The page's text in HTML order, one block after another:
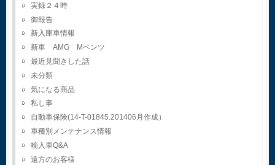
実録２４時
御報告
新入庫車情報
新車 AMG Mベンツ
最近見聞きした話
未分類
気になる商品
私し事
自動車保険(14-T-01845.201406月作成）
車種別メンテナンス情報
輸入車Q&A
遠方のお客様